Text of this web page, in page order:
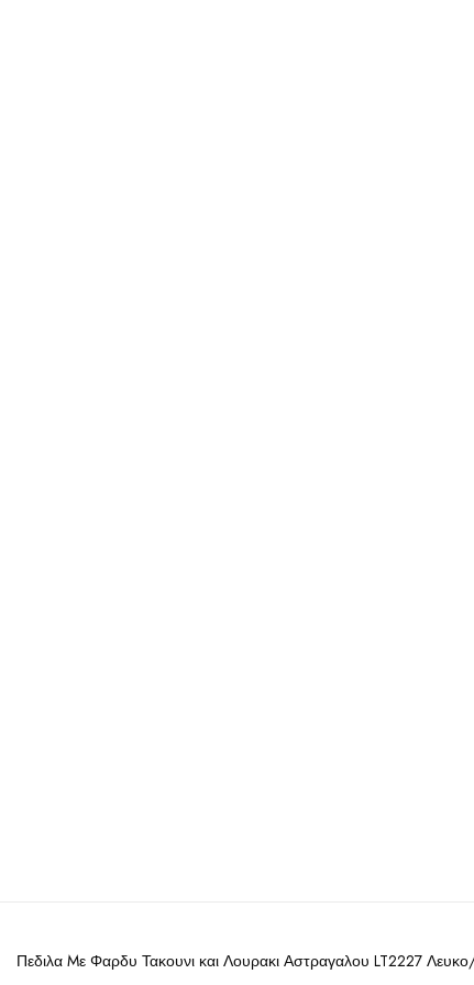
Πεδιλα Mε Φαρδυ Τακουνι και Λουρακι Αστραγαλου LT2227